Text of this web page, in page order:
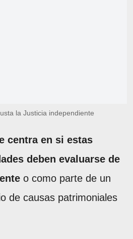
la Justicia independiente
centra en si estas
deben evaluarse de
o como parte de un
de causas patrimoniales